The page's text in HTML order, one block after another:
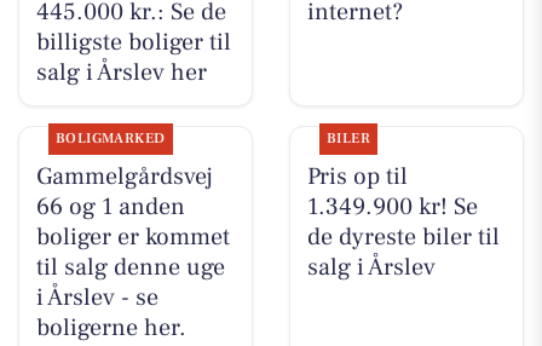
445.000 kr.: Se de
billigste boliger til
salg i Årslev her
internet?
BOLIGMARKED
Gammelgårdsvej
66 og 1 anden
boliger er kommet
til salg denne uge
i Årslev - se
boligerne her.
BILER
Pris op til
1.349.900 kr! Se
de dyreste biler til
salg i Årslev